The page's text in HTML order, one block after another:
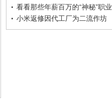
看看那些年薪百万的“神秘”职业
小米返修因代工厂为二流作坊